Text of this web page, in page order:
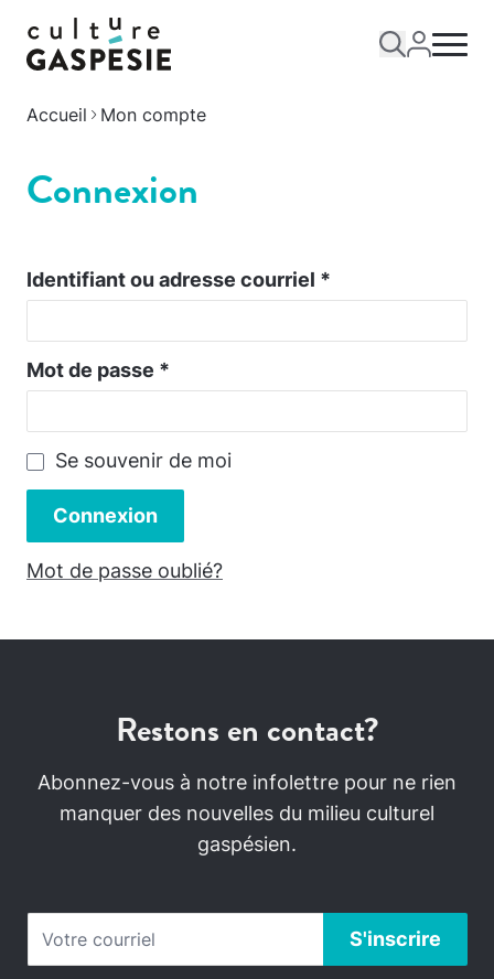
Accueil Mon compte
Connexion
Identifiant ou adresse courriel *
Mot de passe *
Se souvenir de moi
Connexion
Mot de passe oublié?
Restons en contact?
Abonnez-vous à notre infolettre pour ne rien
manquer des nouvelles du milieu culturel
gaspésien.